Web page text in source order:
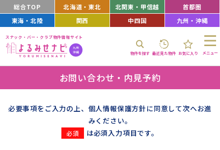
総合TOP 北海道・東北 北関東・甲信越
首都圏
東海・北陸
関西 中四国 九州・沖縄
スナック・バー・クラブ物件情報サイト
物件を探す 最近見た物件 お気に入り メニュー
お問い合わせ・内見予約
必要事項をご入力の上、個人情報保護方針に同意して次へお進
みください。
は必須入力項目です。